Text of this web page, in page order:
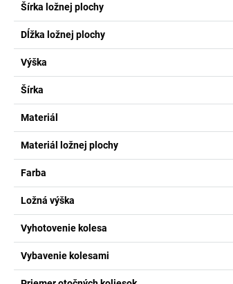
Šírka ložnej plochy
Dĺžka ložnej plochy
Výška
Šírka
Materiál
Materiál ložnej plochy
Farba
Ložná výška
Vyhotovenie kolesa
Vybavenie kolesami